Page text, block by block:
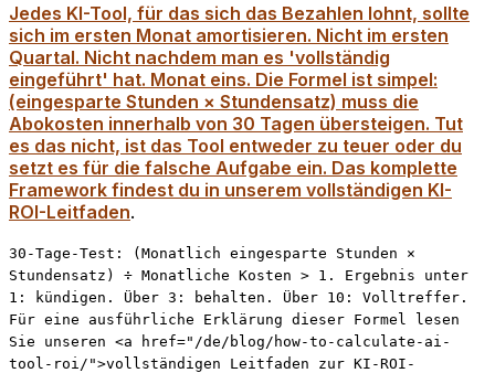
Jedes KI-Tool, für das sich das Bezahlen lohnt, sollte
sich im ersten Monat amortisieren. Nicht im ersten
Quartal. Nicht nachdem man es 'vollständig
eingeführt' hat. Monat eins. Die Formel ist simpel:
(eingesparte Stunden × Stundensatz) muss die
Abokosten innerhalb von 30 Tagen übersteigen. Tut
es das nicht, ist das Tool entweder zu teuer oder du
setzt es für die falsche Aufgabe ein. Das komplette
Framework findest du in unserem vollständigen KI-
ROI-Leitfaden.
30-Tage-Test: (Monatlich eingesparte Stunden ×
Stundensatz) ÷ Monatliche Kosten > 1. Ergebnis unter
1: kündigen. Über 3: behalten. Über 10: Volltreffer.
Für eine ausführliche Erklärung dieser Formel lesen
Sie unseren <a href="/de/blog/how-to-calculate-ai-
tool-roi/">vollständigen Leitfaden zur KI-ROI-